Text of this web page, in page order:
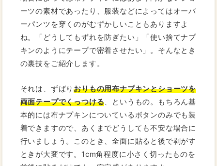
ーツの素材であったり、服装などによってはオーバ
ーパンツを穿くのがむずかしいこともありますよ
ね。「どうしてもずれを防ぎたい」「使い捨てナプ
キンのようにテープで密着させたい」。そんなとき
の裏技をご紹介します。
それは、ずばりおりもの用布ナプキンとショーツを
両面テープでくっつける、というもの。もちろん基
本的には布ナプキンについているボタンのみでも装
着できますので、あくまでどうしても不安な場合に
行いましょう。このとき、全面に貼ると後で剥がす
ときが大変です。1cm角程度に小さく切ったものを